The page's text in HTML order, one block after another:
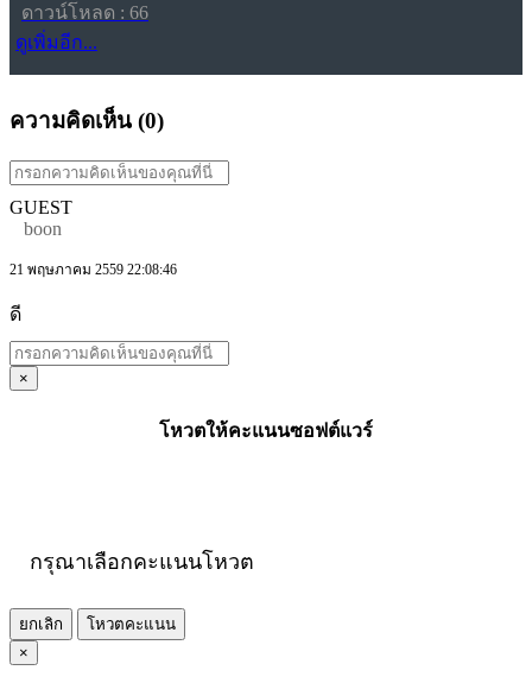
ดาวน์โหลด : 66
ดูเพิ่มอีก...
ความคิดเห็น (0)
GUEST
boon
21 พฤษภาคม 2559 22:08:46
ดี
×
โหวตให้คะแนนซอฟต์แวร์
กรุณาเลือกคะแนนโหวต
ยกเลิก
โหวตคะแนน
×